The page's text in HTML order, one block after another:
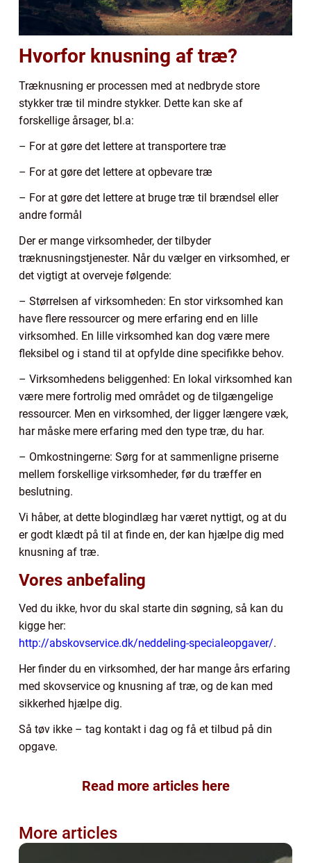
Hvorfor knusning af træ?
Træknusning er processen med at nedbryde store
stykker træ til mindre stykker. Dette kan ske af
forskellige årsager, bl.a:
– For at gøre det lettere at transportere træ
– For at gøre det lettere at opbevare træ
– For at gøre det lettere at bruge træ til brændsel eller
andre formål
Der er mange virksomheder, der tilbyder
træknusningstjenester. Når du vælger en virksomhed, er
det vigtigt at overveje følgende:
– Størrelsen af virksomheden: En stor virksomhed kan
have flere ressourcer og mere erfaring end en lille
virksomhed. En lille virksomhed kan dog være mere
fleksibel og i stand til at opfylde dine specifikke behov.
– Virksomhedens beliggenhed: En lokal virksomhed kan
være mere fortrolig med området og de tilgængelige
ressourcer. Men en virksomhed, der ligger længere væk,
har måske mere erfaring med den type træ, du har.
– Omkostningerne: Sørg for at sammenligne priserne
mellem forskellige virksomheder, før du træffer en
beslutning.
Vi håber, at dette blogindlæg har været nyttigt, og at du
er godt klædt på til at finde en, der kan hjælpe dig med
knusning af træ.
Vores anbefaling
Ved du ikke, hvor du skal starte din søgning, så kan du
kigge her:
http://abskovservice.dk/neddeling-specialeopgaver/.
Her finder du en virksomhed, der har mange års erfaring
med skovservice og knusning af træ, og de kan med
sikkerhed hjælpe dig.
Så tøv ikke – tag kontakt i dag og få et tilbud på din
opgave.
Read more articles here
More articles